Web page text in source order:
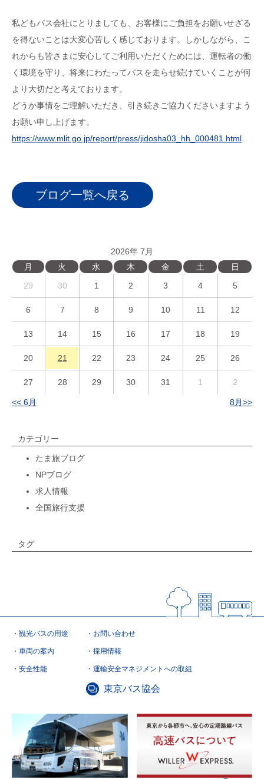
私どもバス会社にとりましても、お客様にご負担をお願いせざる
を得ないことは大変心苦しく感じております。しかしながら、こ
れからも皆さまに安心してご利用いただくためには、運転者の働
く環境を守り、将来にわたってバスを走らせ続けていくことが何
より大切だと考えております。
どうか事情をご理解いただき、引き続きご協力くださいますよう
お願い申し上げます。
https://www.mlit.go.jp/report/press/jidosha03_hh_000481.html
ブログ一覧へ戻る
2026年 7月
月
火 水 木 金 土
日
29
30 1 2 3 4 5
6 7 8 9 10 11 12
13 14 15 16 17 18 19
20 21 22 23 24 25 26
27 28 29 30 31 1 2
<< 6月 8月>>
カテゴリー
たま旅ブログ
NPブログ
求人情報
全国旅行支援
タグ
観光バスの用途
車両の案内
安全性能
お問い合わせ
採用情報
運輸安全マネジメントへの取組
東京バス協会